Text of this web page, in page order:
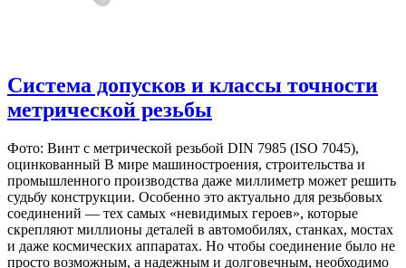
Система допусков и классы точности
метрической резьбы
Фото: Винт с метрической резьбой DIN 7985 (ISO 7045),
оцинкованный В мире машиностроения, строительства и
промышленного производства даже миллиметр может решить
судьбу конструкции. Особенно это актуально для резьбовых
соединений — тех самых «невидимых героев», которые
скрепляют миллионы деталей в автомобилях, станках, мостах
и даже космических аппаратах. Но чтобы соединение было не
просто возможным, а надежным и долговечным, необходимо